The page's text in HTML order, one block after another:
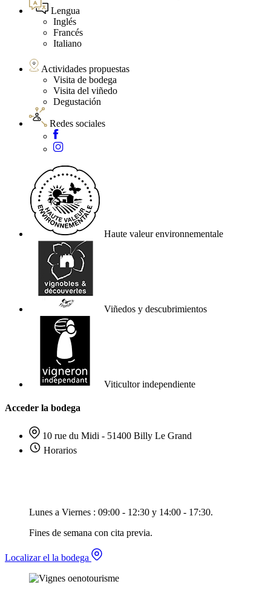
Lengua
Inglés
Francés
Italiano
Actividades propuestas
Visita de bodega
Visita del viñedo
Degustación
Redes sociales
Haute valeur environnementale
Viñedos y descubrimientos
Viticultor independiente
Acceder la bodega
10 rue du Midi - 51400 Billy Le Grand
Horarios
Lunes a Viernes : 09:00 - 12:30 y 14:00 - 17:30.
Fines de semana con cita previa.
Localizar el la bodega